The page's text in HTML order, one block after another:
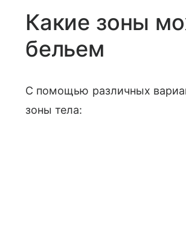
Какие зоны
бельем
С помощью различных
зоны тела: